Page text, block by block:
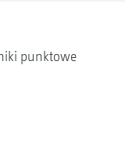
punktowe